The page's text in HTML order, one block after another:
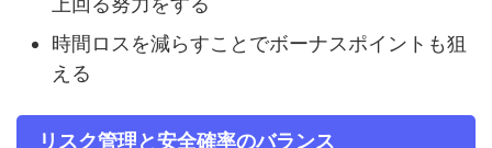
時間ロスを減らすことでボーナスポイントも狙
える
リスク管理と安全確率のバランス